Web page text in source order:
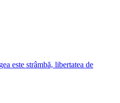
este strâmbă, libertatea de